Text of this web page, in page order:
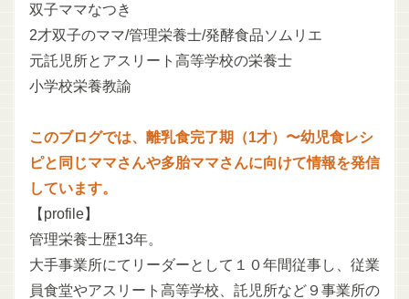
双子ママなつき
2才双子のママ/管理栄養士/発酵食品ソムリエ
元託児所とアスリート高等学校の栄養士
小学校栄養教諭
このブログでは、離乳食完了期（1才）〜幼児食レシ
ピと同じママさんや多胎ママさんに向けて情報を発信
しています。
【profile】
管理栄養士歴13年。
大手事業所にてリーダーとして１０年間従事し、従業
員食堂やアスリート高等学校、託児所など９事業所の